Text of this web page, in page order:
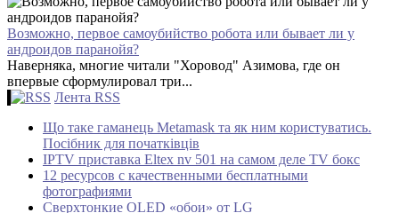
Возможно, первое самоубийство робота или бывает ли у
андроидов паранойя?
Наверняка, многие читали "Хоровод" Азимова, где он
впервые сформулировал три...
Лента RSS
Що таке гаманець Metamask та як ним користуватись.
Посібник для початківців
IPTV приставка Eltex nv 501 на самом деле TV бокс
12 ресурсов с качественными бесплатными
фотографиями
Сверхтонкие OLED «обои» от LG